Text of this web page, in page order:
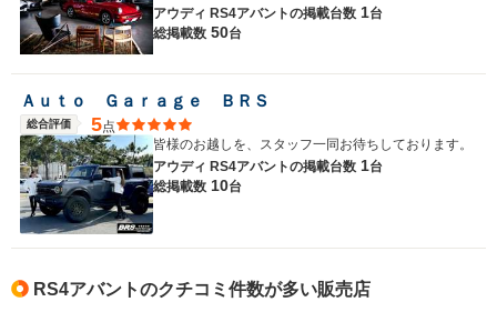
アウディ RS4アバントの掲載台数 1台
総掲載数 50台
Ａｕｔｏ Ｇａｒａｇｅ ＢＲＳ
総合評価 5点
皆様のお越しを、スタッフ一同お待ちしております。
アウディ RS4アバントの掲載台数 1台
総掲載数 10台
RS4アバントのクチコミ件数が多い販売店